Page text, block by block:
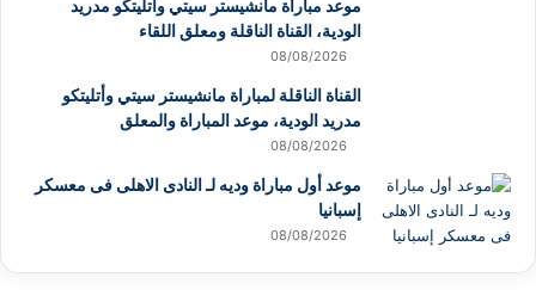
موعد مباراة مانشيستر سيتي وأتليتكو مدريد
الودية، القناة الناقلة ومعلق اللقاء
08/08/2026
القناة الناقلة لمباراة مانشيستر سيتي وأتليتكو
مدريد الودية، موعد المباراة والمعلق
08/08/2026
موعد أول مباراة وديه لـ النادى الاهلى فى معسكر
إسبانيا
08/08/2026